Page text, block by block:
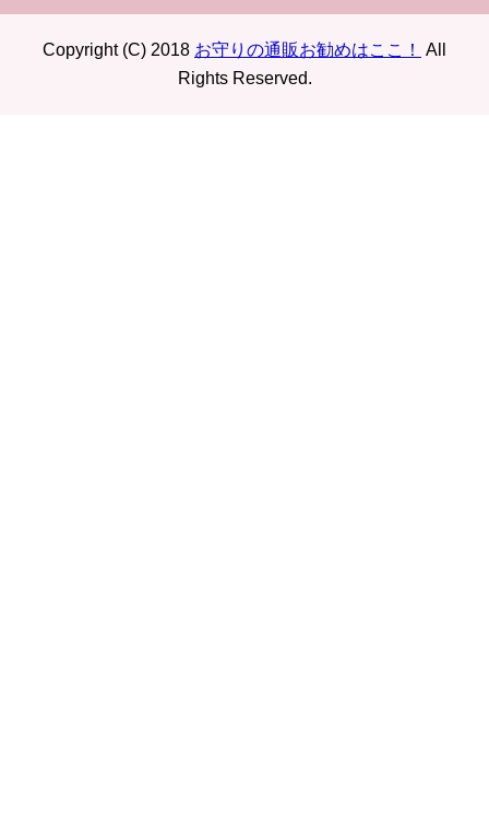
Copyright (C) 2018 お守りの通販お勧めはここ！
All
Rights Reserved.